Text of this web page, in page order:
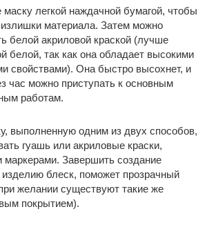
маску легкой наждачной бумагой, чтобы
материала. Затем можно
белой акриловой краской (лучше
белой, так как она обладает высокими
свойствами). Она быстро высохнет, и
час можно приступать к основным
работам.
выполненную одним из двух способов,
гуашь или акриловые краски,
маркерами. Завершить создание
блеск, поможет прозрачный
желании существуют такие же
покрытием).